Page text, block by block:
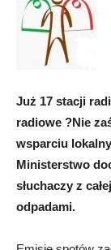
Już 17 stacji
radiowe ?Nie
wsparciu
Ministerstwo
słuchaczy z
odpadami.